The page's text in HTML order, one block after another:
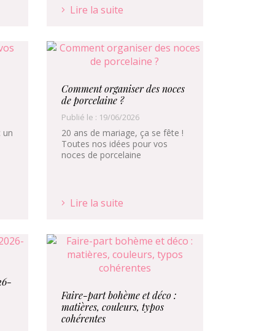
Lire la suite
un
Comment organiser des noces
de porcelaine ?
Publié le : 19/06/2026
20 ans de mariage, ça se fête !
Toutes nos idées pour vos
noces de porcelaine
Lire la suite
Faire-part bohème et déco :
matières, couleurs, typos
cohérentes